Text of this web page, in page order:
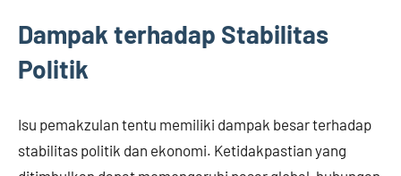
Dampak terhadap Stabilitas
Politik
Isu pemakzulan tentu memiliki dampak besar terhadap
stabilitas politik dan ekonomi. Ketidakpastian yang